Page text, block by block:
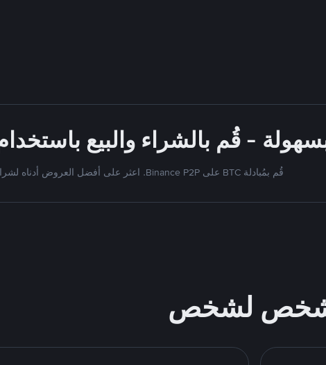
قُم بمُبادلة BTC على Binance P2P. اعثر على أفضل العروض أدناه لشراء وبيع Bitcoin
شخص لشخص